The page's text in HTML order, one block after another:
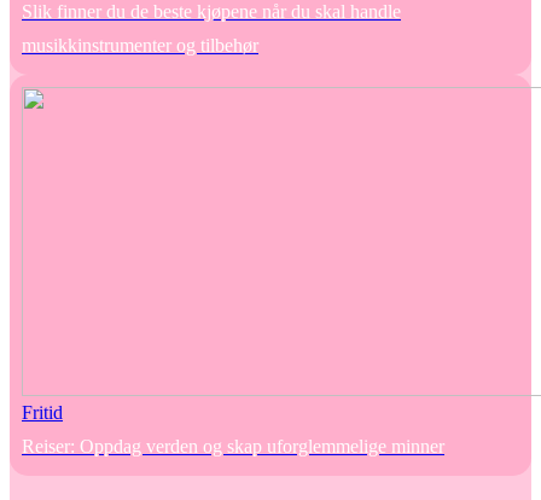
Slik finner du de beste kjøpene når du skal handle
musikkinstrumenter og tilbehør
Fritid
Reiser: Oppdag verden og skap uforglemmelige minner